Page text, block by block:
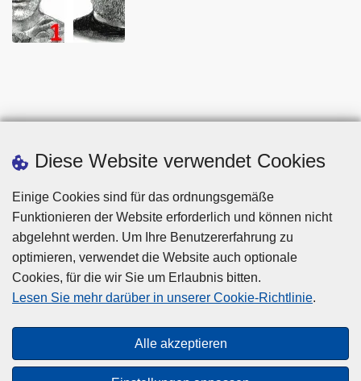
Diese Website verwendet Cookies
Einige Cookies sind für das ordnungsgemäße
Funktionieren der Website erforderlich und können nicht
abgelehnt werden. Um Ihre Benutzererfahrung zu
optimieren, verwendet die Website auch optionale
Cookies, für die wir Sie um Erlaubnis bitten.
Lesen Sie mehr darüber in unserer Cookie-Richtlinie.
Alle akzeptieren
Disclaimer
Privacy
Barrierefreiheit